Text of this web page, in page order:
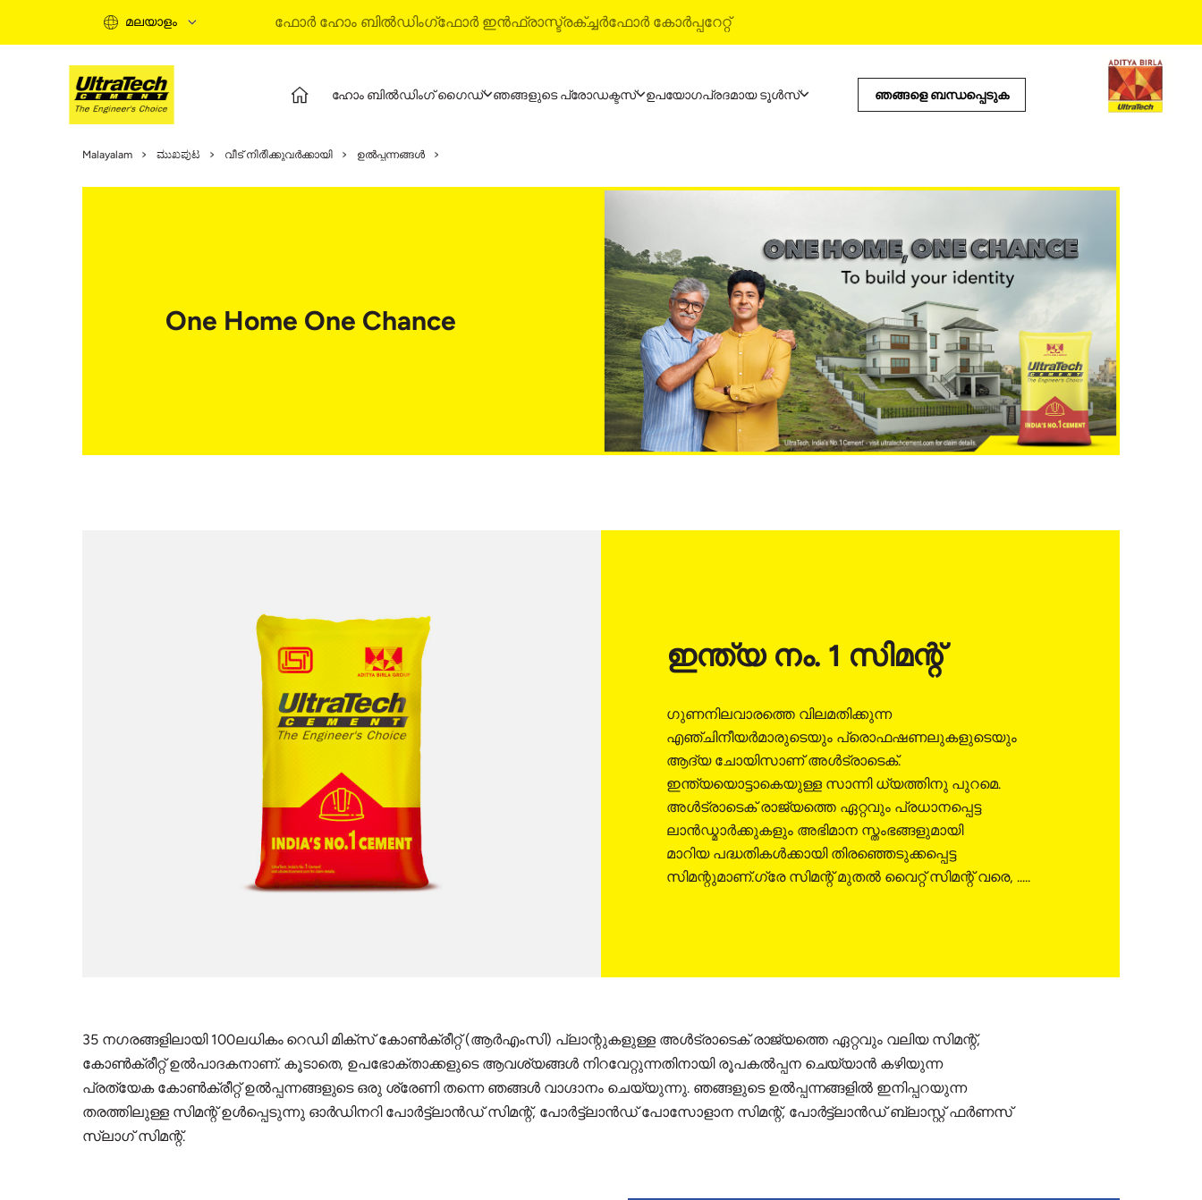
മലയാളം ഫോർ ഹോം ബിൽഡിംഗ്ഫോർ ഇൻഫ്രാസ്ട്രക്ച്ചർഫോർ കോർപ്പറേറ്റ്
ഹോം ബിൽഡിംഗ് ഗൈഡ് ഞങ്ങളുടെ പ്രോഡക്ടസ് ഉപയോഗപ്രദമായ ടൂൾസ്
അൾട്രാ-ടെക് ബിൽഡിംഗ് സൊല്യൂഷൻസ്
ഇ.എം.ഐ കാൽക്കുലേറ്റർ
ടൈൽ കാൽക്കുലേറ്റർ
ഞങ്ങളെ ബന്ധപ്പെടുക
Malayalam ಮುಖಪುಟ വീട് നിർിക്കുവർക്കായി ഉൽപ്പന്നങ്ങൾ
One Home One Chance
ഇന്ത്യ നം. 1 സിമന്റ്
ഗുണനിലവാരത്തെ വിലമതിക്കുന്ന
എഞ്ചിനീയർമാരുടെയും പ്രൊഫഷണലുകളുടെയും
ആദ്യ ചോയിസാണ് അൾട്രാടെക്.
ഇന്ത്യയൊട്ടാകെയുള്ള സാന്നി ധ്യത്തിനു പുറമെ.
അൾട്രാടെക് രാജ്യത്തെ ഏറ്റവും പ്രധാനപ്പെട്ട
ലാൻഡ്മാർക്കുകളും അഭിമാന സ്തംഭങ്ങളുമായി
മാറിയ പദ്ധതികൾക്കായി തിരഞ്ഞെടുക്കപ്പെട്ട
സിമന്റുമാണ്.ഗ്രേ സിമന്റ് മുതൽ വൈറ്റ് സിമന്റ് വരെ, .....
35 നഗരങ്ങളിലായി 100ലധികം റെഡി മിക്‌സ് കോൺക്രീറ്റ് (ആർഎംസി) പ്ലാന്റുകളുള്ള അൾട്രാടെക് രാജ്യത്തെ ഏറ്റവും വലിയ സിമന്റ്,
കോൺക്രീറ്റ് ഉൽപാദകനാണ്. കൂടാതെ, ഉപഭോക്താക്കളുടെ ആവശ്യങ്ങൾ നിറവേറ്റുന്നതിനായി രൂപകൽപ്പന ചെയ്യാൻ കഴിയുന്ന
പ്രത്യേക കോൺക്രീറ്റ് ഉൽപ്പന്നങ്ങളുടെ ഒരു ശ്രേണി തന്നെ ഞങ്ങൾ വാഗ്ദാനം ചെയ്യുന്നു. ഞങ്ങളുടെ ഉൽപ്പന്നങ്ങളിൽ ഇനിപ്പറയുന്ന
തരത്തിലുള്ള സിമന്റ് ഉൾപ്പെടുന്നു ഓർഡിനറി പോർട്ട്‌ലാൻഡ് സിമന്റ്, പോർട്ട്‌ലാൻഡ് പോസോളാന സിമന്റ്, പോർട്ട്‌ലാൻഡ് ബ്ലാസ്റ്റ് ഫർണസ്
സ്ലാഗ് സിമന്റ്.